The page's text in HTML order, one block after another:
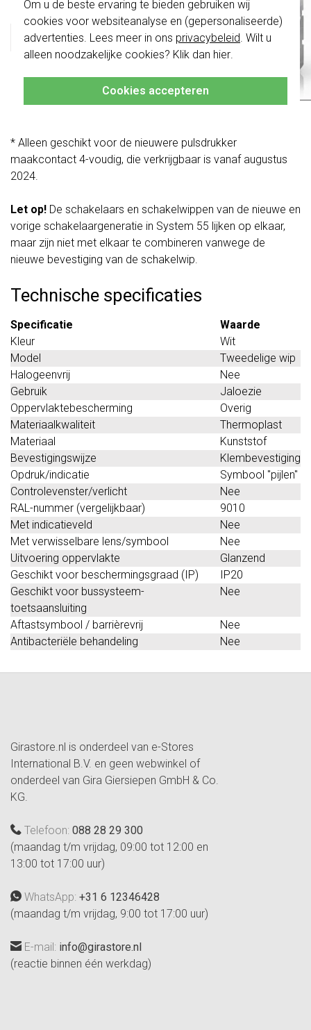
Om u de beste ervaring te bieden gebruiken wij
cookies voor websiteanalyse en (gepersonaliseerde)
advertenties. Lees meer in ons privacybeleid . Wilt u
alleen noodzakelijke cookies? Klik dan hier
Cookies accepteren
Gira 329770 Datablad
Dubbele jaloezieknop (4-voudig) met pijlsymbolen. Voor
bijvoorbeeld het bedienen van 2 jaloezieën/rolluiken
afzonderlijk van elkaar.
* Alleen geschikt voor de nieuwere pulsdrukker
maakcontact 4-voudig, die verkrijgbaar is vanaf augustus
2024.
Let op! De schakelaars en schakelwippen van de nieuwe en
vorige schakelaargeneratie in System 55 lijken op elkaar,
maar zijn niet met elkaar te combineren vanwege de
nieuwe bevestiging van de schakelwip.
Technische specificaties
Specificatie
Waarde
Kleur
Wit
Model
Tweedelige wip
Halogeenvrij
Nee
Gebruik
Jaloezie
Oppervlaktebescherming
Overig
Materiaalkwaliteit
Thermoplast
Materiaal
Kunststof
Bevestigingswijze
Klembevestiging
Opdruk/indicatie
Symbool "pijlen"
Controlevenster/verlicht
Nee
RAL-nummer (vergelijkbaar)
9010
Met indicatieveld
Nee
Met verwisselbare lens/symbool
Nee
Uitvoering oppervlakte
Glanzend
Geschikt voor beschermingsgraad (IP)
IP20
Geschikt voor bussysteem-
toetsaansluiting
Nee
Aftastsymbool / barrièrevrij
Nee
Antibacteriële behandeling
Nee
Girastore.nl is onderdeel van e-Stores
International B.V. en geen webwinkel of
onderdeel van Gira Giersiepen GmbH & Co.
KG.
Telefoon: 088 28 29 300
(maandag t/m vrijdag, 09:00 tot 12:00 en
13:00 tot 17:00 uur)
WhatsApp: +31 6 12346428
(maandag t/m vrijdag, 9:00 tot 17:00 uur)
E-mail: info@girastore.nl
(reactie binnen één werkdag)
schakelwippen zijn vernieuwd. Ze zijn
niette combineren met de schakelaars
van vóór augustus 2024.
Klik hiervoor meer informatie, zodat je